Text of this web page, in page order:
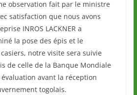
observation fait par le ministre
satisfaction que nous avons
INROS LACKNER a
la pose des épis et le
notre visite sera suivie
de celle de la Banque Mondiale
avant la réception
togolais.